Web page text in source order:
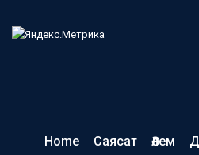
Home Саясат Әлем